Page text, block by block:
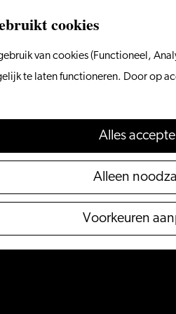
cookies
van cookies (Functioneel,
te laten functioneren. Door op
Alles
Alleen
Voorkeuren